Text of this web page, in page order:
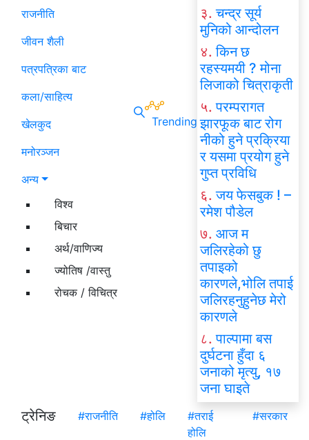
राजनीति
जीवन शैली
पत्रपत्रिका बाट
कला/साहित्य
खेलकुद
मनोरञ्जन
अन्य
विश्व
बिचार
अर्थ/वाणिज्य
ज्योतिष /वास्तु
रोचक / विचित्र
Trending
३. चन्द्र सूर्य
मुनिको आन्दोलन
४. किन छ
रहस्यमयी ? मोना
लिजाको चित्राकृती
५. परम्परागत
झारफूक बाट रोग
नीको हुने प्रक्रिया
र यसमा प्रयोग हुने
गुप्त प्रविधि
६. जय फेसबुक ! –
रमेश पौडेल
७. आज म
जलिरहेको छु
तपाइको
कारणले,भोलि तपाई
जलिरहनुहुनेछ मेरो
कारणले
८. पाल्पामा बस
दुर्घटना हुँदा ६
जनाको मृत्यु, १७
जना घाइते
ट्रेनिङ
#राजनीति #होलि
#तराई
होलि
#सरकार